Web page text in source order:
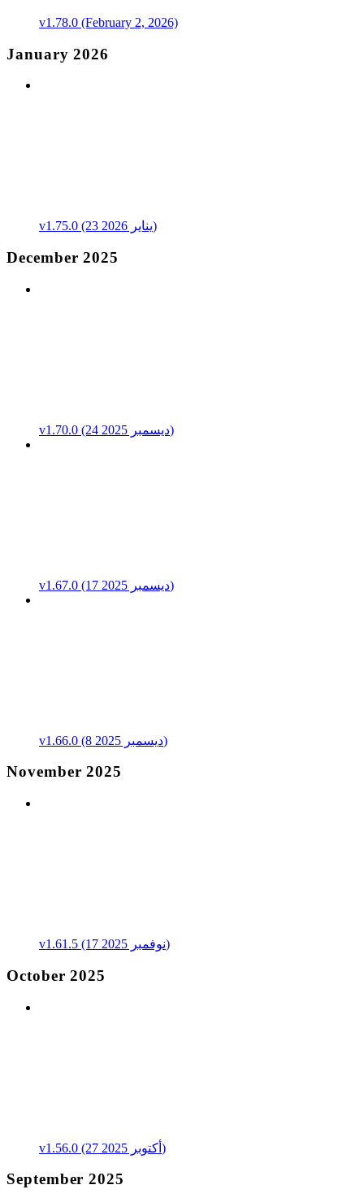
v1.78.0 (February 2, 2026)
January 2026
v1.75.0 (23 يناير 2026)
December 2025
v1.70.0 (24 ديسمبر 2025)
v1.67.0 (17 ديسمبر 2025)
v1.66.0 (8 ديسمبر 2025)
November 2025
v1.61.5 (17 نوفمبر 2025)
October 2025
v1.56.0 (27 أكتوبر 2025)
September 2025